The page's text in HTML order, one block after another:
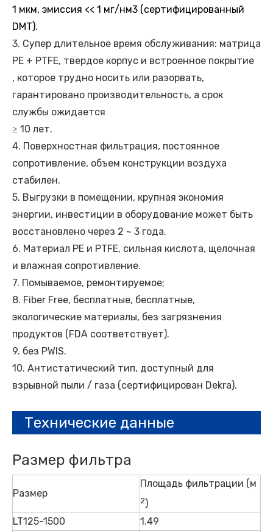
1 мкм, эмиссия << 1 мг/нм3 (сертифицированный
DMT).
3. Супер длительное время обслуживания: матрица
PE + PTFE, твердое корпус и встроенное покрытие
, которое трудно носить или разорвать,
гарантировано производительность, а срок
службы ожидается
≥ 10 лет.
4. Поверхностная фильтрация, постоянное
сопротивление, объем конструкции воздуха
стабилен.
5. Выгрузки в помещении, крупная экономия
энергии, инвестиции в оборудование может быть
восстановлено через 2 ~ 3 года.
6. Материал PE и PTFE, сильная кислота, щелочная
и влажная сопротивление.
7. Помываемое, ремонтируемое;
8. Fiber Free, бесплатные, бесплатные,
экологические материалы, без загрязнения
продуктов (FDA соответствует).
9. без PWIS.
10. Антистатический тип, доступный для
взрывной пыли / газа (сертифицирован Dekra).
Технические данные
Размер фильтра
Размер
Площадь фильтрации (м
2 )
LT125-1500
1.49